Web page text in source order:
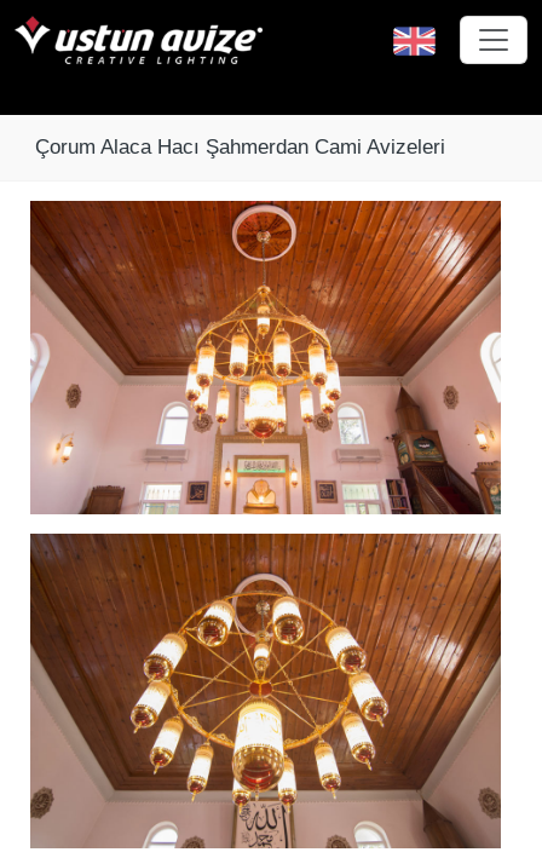
Çorum Alaca Hacı Şahmerdan Cami Avizeleri